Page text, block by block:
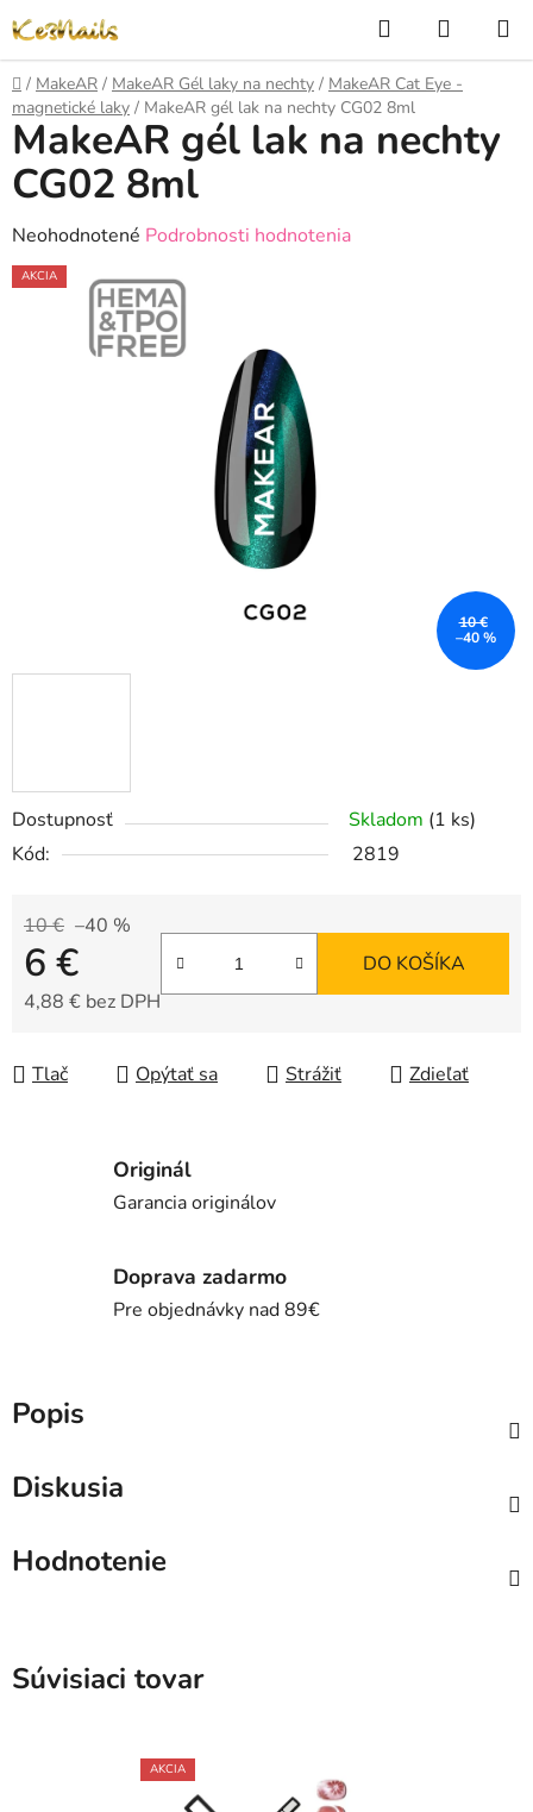
na
obsah
Hľadať
KOŠÍK
Domov
/ MakeAR / MakeAR Gél laky na nechty / MakeAR Cat Eye -
magnetické laky / MakeAR gél lak na nechty CG02 8ml
Dostupnosť Skladom (1 ks)
Kód:
2819
10 € –40 %
6 €
4,88 € bez DPH
DO KOŠÍKA
Tlač Opýtať sa Strážiť Zdieľať
MakeAR gél lak na nechty
CG02 8ml
Priemerné
hodnotenie
Neohodnotené Podrobnosti hodnotenia
AKCIA
10 €
–40 %
Originál
Garancia originálov
Doprava zadarmo
Pre objednávky nad 89€
Popis
Diskusia
Hodnotenie
Súvisiaci tovar
AKCIA